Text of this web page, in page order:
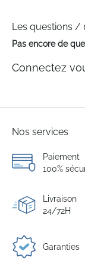
Les questions /
Pas encore de
Connectez
Nos services
Paiement
100%
Livraison
24/72H
Garanties